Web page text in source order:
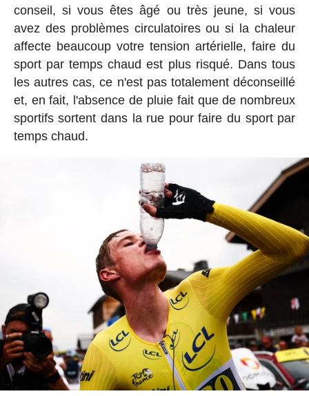
conseil, si vous êtes âgé ou très jeune, si vous
avez des problèmes circulatoires ou si la chaleur
affecte beaucoup votre tension artérielle, faire du
sport par temps chaud est plus risqué. Dans tous
les autres cas, ce n'est pas totalement déconseillé
et, en fait, l'absence de pluie fait que de nombreux
sportifs sortent dans la rue pour faire du sport par
temps chaud.